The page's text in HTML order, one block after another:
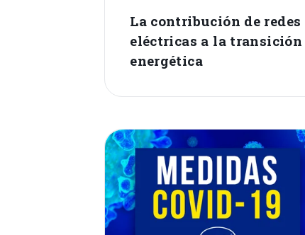
La contribución de redes
eléctricas a la transición
energética